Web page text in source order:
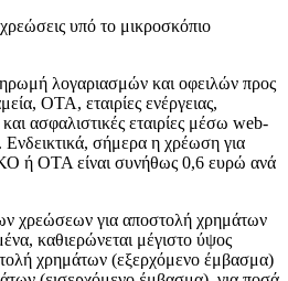
λογαριασμών και οφειλών προς
ΟΤΑ, εταιρίες ενέργειας,
ασφαλιστικές εταιρίες μέσω web-
σήμερα η χρέωση για
ή ΟΤΑ είναι συνήθως 0,6 ευρώ ανά
χρεώσεων για αποστολή χρημάτων
καθιερώνεται μέγιστο ύψος
χρημάτων (εξερχόμενο έμβασμα)